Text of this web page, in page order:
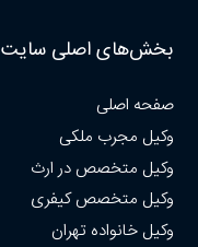
بخش‌های اصلی سایت
صفحه اصلی
وکیل مجرب ملکی
وکیل متخصص در ارث
وکیل متخصص کیفری
وکیل خانواده تهران